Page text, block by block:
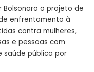
o projeto de
enfrentamento à
contra mulheres,
e pessoas com
saúde pública por